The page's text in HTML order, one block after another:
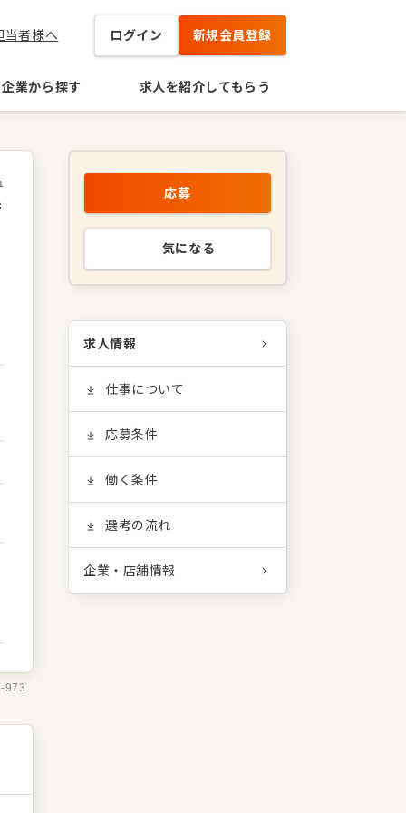
当者様へ ログイン 新規会員登録
企業から探す 求人を紹介してもらう
973
応募
気になる
求人情報
仕事について
応募条件
働く条件
選考の流れ
企業・店舗情報